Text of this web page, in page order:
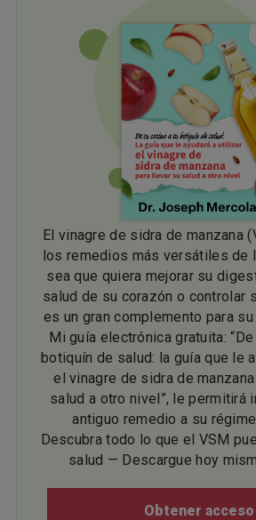
El vinagre de sidra de manzana
los remedios más versátiles de
sea que quiera mejorar su
salud de su corazón o controlar
es un gran complemento para su
Mi guía electrónica gratuita:
botiquín de salud: la guía que le
el vinagre de sidra de
salud a otro nivel”, le permitirá
antiguo remedio a su
Descubra todo lo que el VSM
salud — Descargue hoy
Obtener acceso